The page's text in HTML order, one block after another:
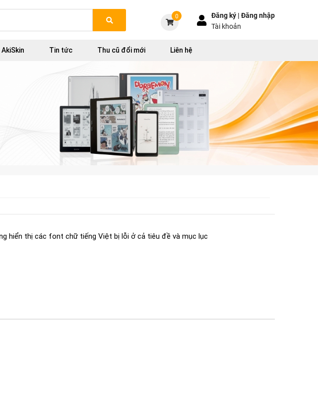
0 Đăng ký |Đăng nhập
Tài khoản
AkiSkin Tin tức Thu cũ đổi mới Liên hệ
hiển thị các font chữ tiếng Việt bị lỗi ở cả tiêu đề và mục lục